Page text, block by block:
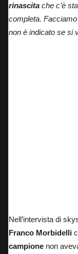
rinascita che c’è
completa.
non è indicato se si
Nell’intervista di
Franco Morbidelli
campione non